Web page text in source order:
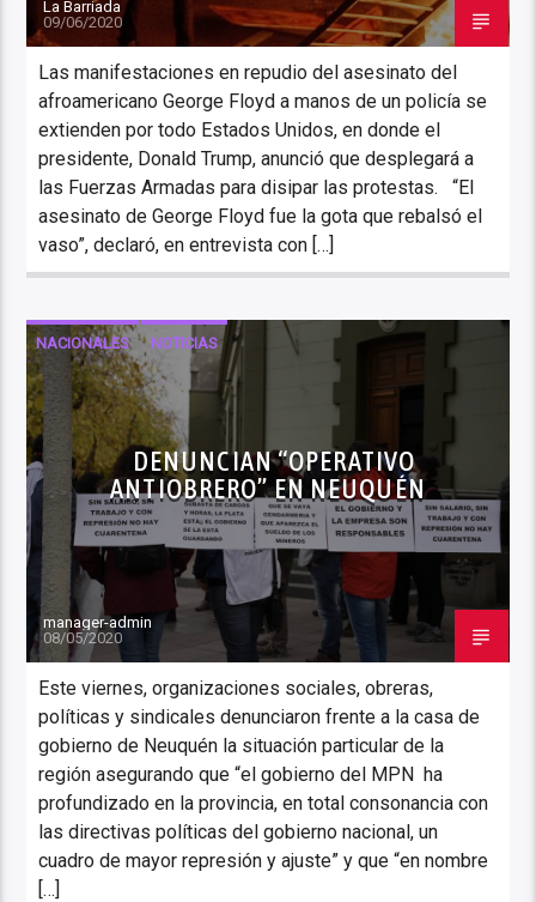
La Barriada
09/06/2020
Las manifestaciones en repudio del asesinato del
afroamericano George Floyd a manos de un policía se
extienden por todo Estados Unidos, en donde el
presidente, Donald Trump, anunció que desplegará a
las Fuerzas Armadas para disipar las protestas. “El
asesinato de George Floyd fue la gota que rebalsó el
vaso”, declaró, en entrevista con […]
NACIONALES NOTICIAS
DENUNCIAN “OPERATIVO
ANTIOBRERO” EN NEUQUÉN
manager-admin
08/05/2020
Este viernes, organizaciones sociales, obreras,
políticas y sindicales denunciaron frente a la casa de
gobierno de Neuquén la situación particular de la
región asegurando que “el gobierno del MPN ha
profundizado en la provincia, en total consonancia con
las directivas políticas del gobierno nacional, un
cuadro de mayor represión y ajuste” y que “en nombre
[…]